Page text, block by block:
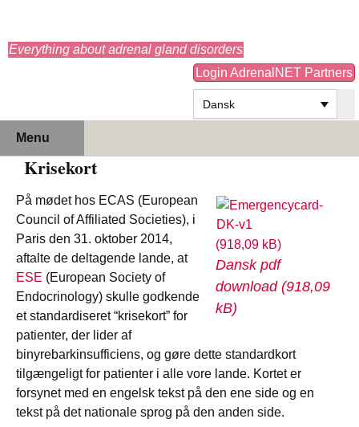
Everything about adrenal gland disorders
Login AdrenalNET Partners
Dansk
Menu
indhold
Krisekort
Dansk pdf
download
På mødet hos ECAS (European
Council of Affiliated Societies), i
Paris den 31. oktober 2014,
aftalte de deltagende lande, at
ESE (European Society of
Endocrinology) skulle godkende
et standardiseret “krisekort” for
patienter, der lider af
binyrebarkinsufficiens, og gøre dette standardkort
tilgængeligt for patienter i alle vore lande. Kortet er
forsynet med en engelsk tekst på den ene side og en
tekst på det nationale sprog på den anden side.